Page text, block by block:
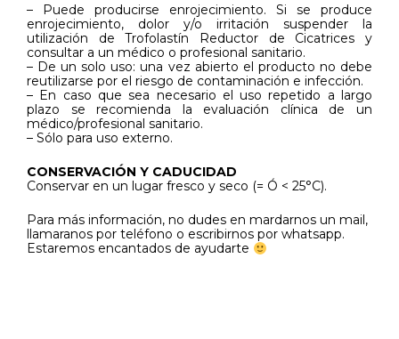
– Puede producirse enrojecimiento. Si se produce
enrojecimiento, dolor y/o irritación suspender la
utilización de Trofolastín Reductor de Cicatrices y
consultar a un médico o profesional sanitario.
– De un solo uso: una vez abierto el producto no debe
reutilizarse por el riesgo de contaminación e infección.
– En caso que sea necesario el uso repetido a largo
plazo se recomienda la evaluación clínica de un
médico/profesional sanitario.
– Sólo para uso externo.
CONSERVACIÓN Y CADUCIDAD
Conservar en un lugar fresco y seco (= Ó < 25°C).
Para más información, no dudes en mardarnos un mail,
llamaranos por teléfono o escribirnos por whatsapp.
Estaremos encantados de ayudarte